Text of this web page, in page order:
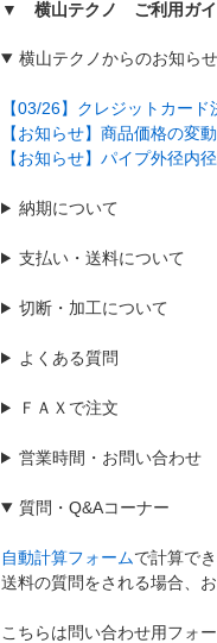
▼ 横山テクノ ご利用ガイ
横山テクノからのお知らせ
【03/26】クレジットカー
【お知らせ】商品価格の変
【お知らせ】パイプ外径内
納期について
支払い・送料について
切断・加工について
よくある質問
ＦＡＸで注文
営業時間・お問い合わせ
質問 ・Q&Aコーナー
自動計算フォームで計算で
送料の質問をされる場合、
こちらは問い合わせ用フォ